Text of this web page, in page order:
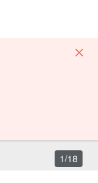
1/18